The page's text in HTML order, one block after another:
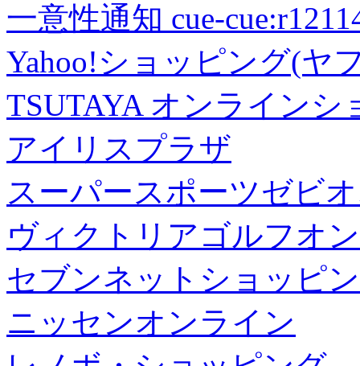
一意性通知 cue-
Yahoo!ショッピング(ヤ
TSUTAYA オンラインシ
アイリスプラザ
スーパースポーツゼビ
ヴィクトリアゴルフオ
セブンネットショッピ
ニッセンオンライン